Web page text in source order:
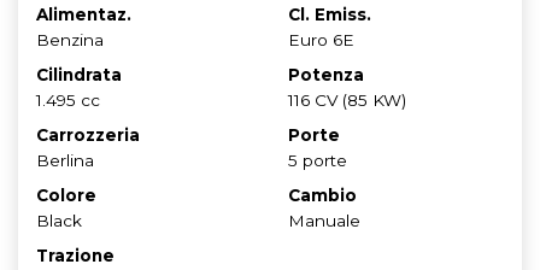
Alimentaz.
Benzina
Cl. Emiss.
Euro 6E
Cilindrata
1.495 cc
Potenza
116 CV (85 KW)
Carrozzeria
Berlina
Porte
5 porte
Colore
Black
Cambio
Manuale
Trazione